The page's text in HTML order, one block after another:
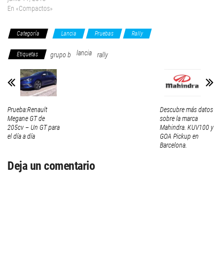
En «Compactos»
Categoría Lancia Pruebas Rally
Etiquetas grupo b lancia rally
Prueba:Renault
Megane GT de
205cv – Un GT para
el día a día
Descubre más datos
sobre la marca
Mahindra. KUV100 y
GOA Pickup en
Barcelona.
Deja un comentario